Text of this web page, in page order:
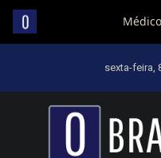
sexta-feira,
Um diário de